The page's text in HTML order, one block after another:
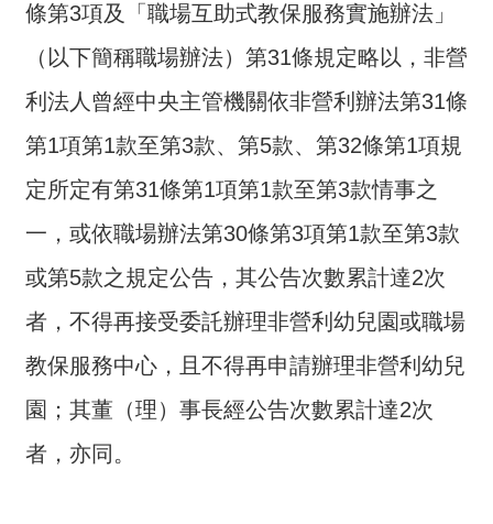
主
務
互
動
交
回
首
頁
網
站
導
覽
條第3項及「職場互助式教保服務實施辦法」
（以下簡稱職場辦法）第31條規定略以，非營
利法人曾經中央主管機關依非營利辦法第31條
第1項第1款至第3款、第5款、第32條第1項規
定所定有第31條第1項第1款至第3款情事之
一，或依職場辦法第30條第3項第1款至第3款
或第5款之規定公告，其公告次數累計達2次
者，不得再接受委託辦理非營利幼兒園或職場
教保服務中心，且不得再申請辦理非營利幼兒
園；其董（理）事長經公告次數累計達2次
者，亦同。